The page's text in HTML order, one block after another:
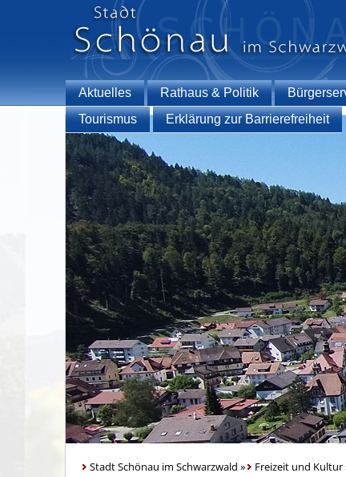
Aktuelles Rathaus & Politik
Tourismus
Erklärung zur Barrierefreiheit
Stadt Schönau im Schwarzwald » Freizeit und Kultur